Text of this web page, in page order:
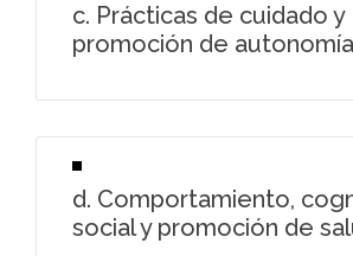
c. Prácticas de cuidado y
promoción de autonomía
d. Comportamiento,
social y promoción de